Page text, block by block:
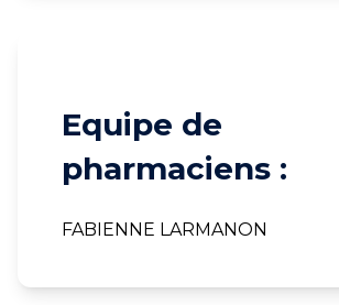
Equipe de
pharmaciens :
FABIENNE LARMANON